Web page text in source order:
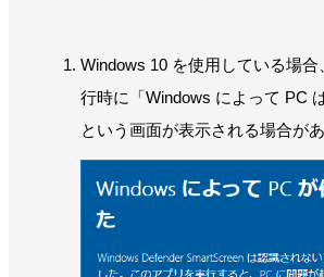
Windows 10 を使用している場
行時に「Windows によって PC
という画面が表示される場合があ